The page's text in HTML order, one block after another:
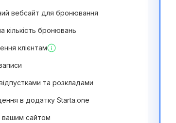
вебсайт для бронювання
бронювань
клієнтам
та розкладами
в додатку Starta.one
вашим сайтом